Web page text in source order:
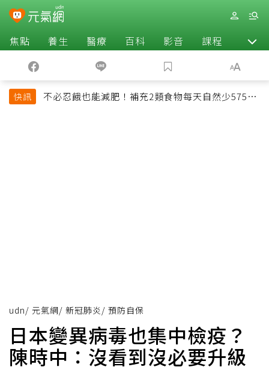
焦點 養生 醫療 百科 影音 課程 退休
快訊
不必忍餓也能減肥！補充2類食物每天自然少575大
udn/ 元氣網/ 新冠肺炎 / 預防自保
日本變異病毒也集中檢疫？
陳時中：沒看到沒必要升級